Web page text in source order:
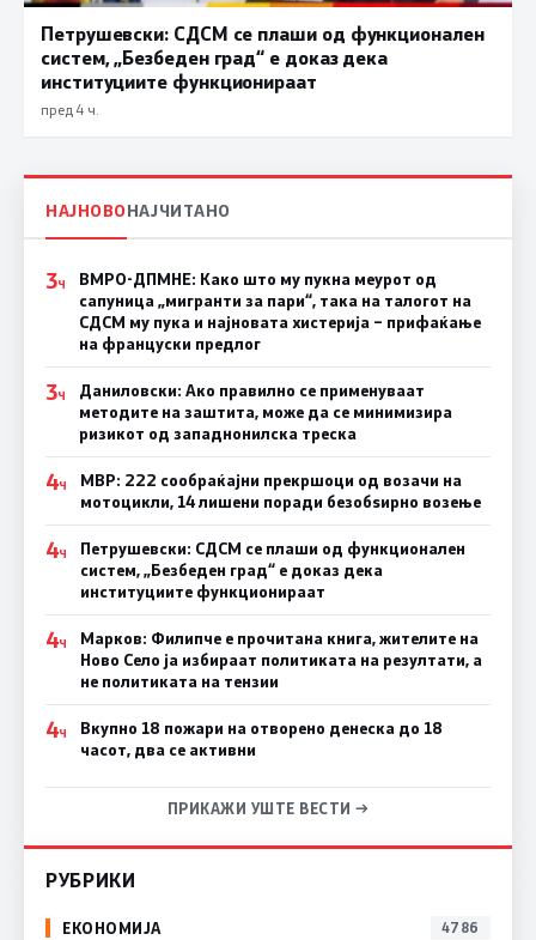
Петрушевски: СДСМ се плаши од функционален
систем, „Безбеден град“ е доказ дека
институциите функционираат
пред 4 ч.
НАЈНОВОНАЈЧИТАНО
3Ч
ВМРО-ДПМНЕ: Како што му пукна меурот од
сапуница „мигранти за пари“, така на талогот на
СДСМ му пука и најновата хистерија – прифаќање
на француски предлог
3Ч
Даниловски: Ако правилно се применуваат
методите на заштита, може да се минимизира
ризикот од западнонилска треска
4Ч
МВР: 222 сообраќајни прекршоци од возачи на
мотоцикли, 14 лишени поради безобѕирно возење
4Ч
Петрушевски: СДСМ се плаши од функционален
систем, „Безбеден град“ е доказ дека
институциите функционираат
4Ч
Марков: Филипче е прочитана книга, жителите на
Ново Село ја избираат политиката на резултати, а
не политиката на тензии
4Ч
Вкупно 18 пожари на отворено денеска до 18
часот, два се активни
ПРИКАЖИ УШТЕ ВЕСТИ →
РУБРИКИ
ЕКОНОМИЈА 4786